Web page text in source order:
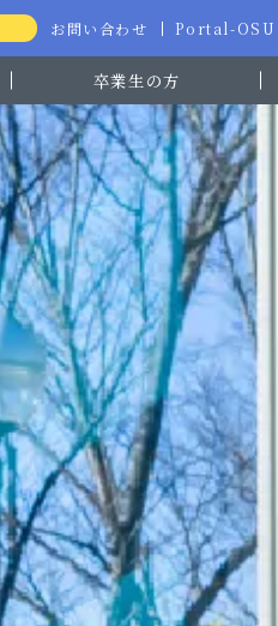
お問い合わせ Portal-OSU
卒業生の方